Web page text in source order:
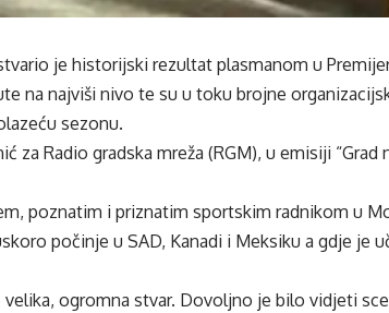
je historijski rezultat plasmanom u
na najviši nivo te su u toku brojne
sezonu.
za Radio gradska mreža (RGM), u emisiji
poznatim i priznatim sportskim radnikom u
počinje u SAD, Kanadi i Meksiku a gdje je
velika, ogromna stvar. Dovoljno je bilo vidjeti